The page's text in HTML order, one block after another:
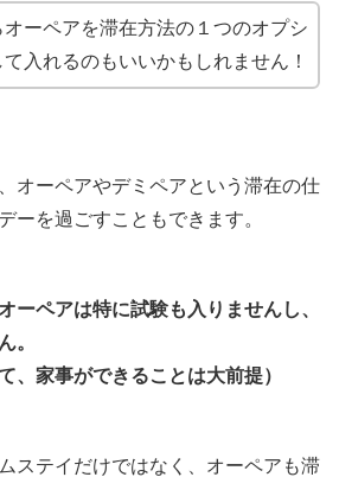
オーペアを滞在方法の１つのオプシ
て入れるのもいいかもしれません！
オーペアやデミペアという滞在の仕
ーを過ごすこともできます。
ーペアは特に試験も入りませんし、
。
、家事ができることは大前提）
ステイだけではなく、オーペアも滞